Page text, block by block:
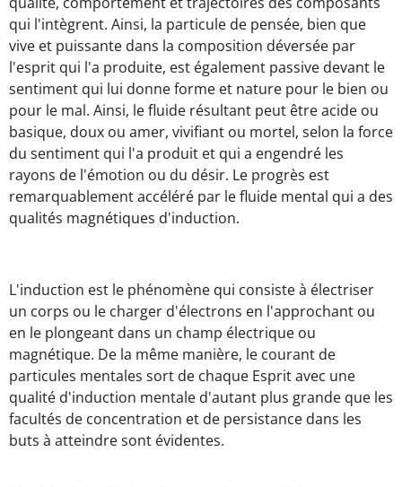
qui l'intègrent. Ainsi, la particule de pensée, bien que
vive et puissante dans la composition déversée par
l'esprit qui l'a produite, est également passive devant le
sentiment qui lui donne forme et nature pour le bien ou
pour le mal. Ainsi, le fluide résultant peut être acide ou
basique, doux ou amer, vivifiant ou mortel, selon la force
du sentiment qui l'a produit et qui a engendré les
rayons de l'émotion ou du désir. Le progrès est
remarquablement accéléré par le fluide mental qui a des
qualités magnétiques d'induction.
L'induction est le phénomène qui consiste à électriser
un corps ou le charger d'électrons en l'approchant ou
en le plongeant dans un champ électrique ou
magnétique. De la même manière, le courant de
particules mentales sort de chaque Esprit avec une
qualité d'induction mentale d'autant plus grande que les
facultés de concentration et de persistance dans les
buts à atteindre sont évidentes.